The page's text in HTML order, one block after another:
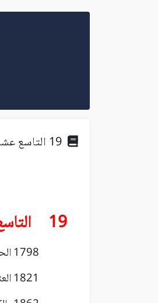
19 التاسع عشر من حزيران (يونيو)
1798 الحملة الفرنسية بقيادة نابليون تغادر جزيرة مالطا متجهة إلى مصر.
1821 العثمانيون يهزمون اليونان في معركة دراغاساني.